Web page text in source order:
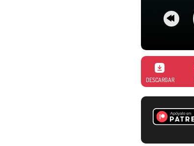
DESCARGAR